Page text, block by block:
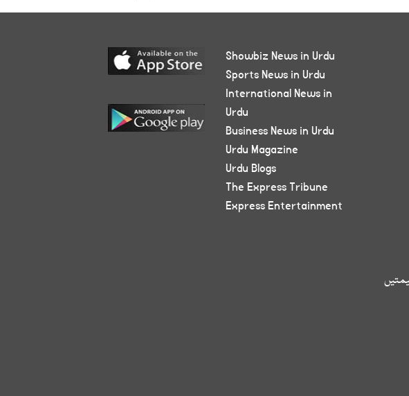
Showbiz News in Urdu
Sports News in Urdu
International News in
Urdu
Business News in Urdu
Urdu Magazine
Urdu Blogs
The Express Tribune
Express Entertainment